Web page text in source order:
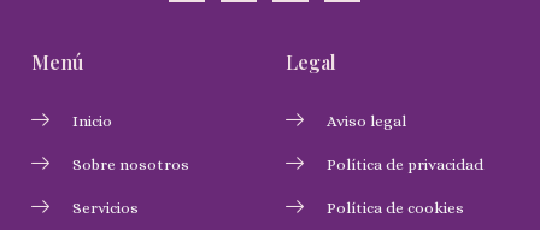
Menú
Inicio
Sobre nosotros
Servicios
Legal
Aviso legal
Política de privacidad
Política de cookies